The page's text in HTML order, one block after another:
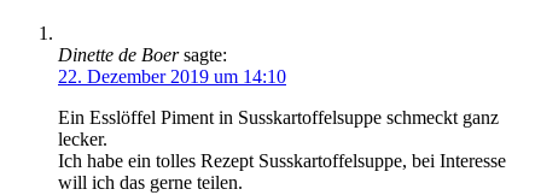
Dinette de Boer sagte:
22. Dezember 2019 um 14:10
Ein Esslöffel Piment in Susskartoffelsuppe schmeckt ganz
lecker.
Ich habe ein tolles Rezept Susskartoffelsuppe, bei Interesse
will ich das gerne teilen.